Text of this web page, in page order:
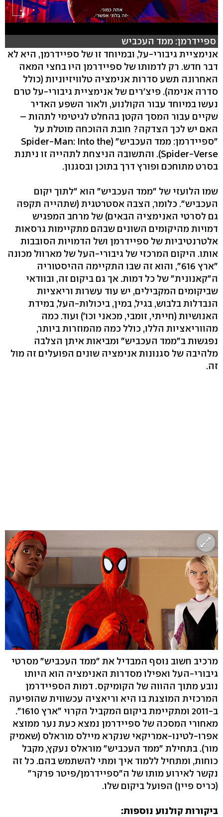
ספיידרמן: ממד העכביש
אנימציית גיבורי-על, ובמיוחד זו של ספיידרמן, היא לא
דבר חדש. רק לדמותו של ספיידרמן היו בחצי המאה
האחרונה תשע סדרות אנימציה טלוויזיוניות (כולל
סדרה אנימה). פיצ'רים של אנימציית גיבורי-על טרם
נעשו במיוחד עבור הקולנוע, ולאור השפע האדיר
שקיים עבור המסך הקטן בהחלט לגיטימי לתהות –
האם יש לכך הצדקה? חובת ההוכחה מוטלת על
"ספיידרמן: ממד העכביש" (Spider-Man: Into the
Spider-Verse). והתשובה הניצחת לתהייה זו ניתנת
בסרט מתוחכם ופורץ דרך בתוכן ובסגנון.
שמו הלועזי של "ממד העכביש" הוא "לתוך יקום
העכביש". כלומר, הצבה אסטרטגית (שתהייה תקפה
גם לסרטי האנימציה הבאים) של מרחב המפגיש
דמויות מהיקומים השונים שבהם מתקיימות גרסאות
אלטרנטיביות של ספיידרמן ושל הדמויות הסובבות
אותו. היקום המרכזי של גיבורי-העל של מארוול מכונה
"ארץ 616", והוא זה שבו התקיימה ההיסטוריה
ה"קאנונית" של כל דמות. אך גם ביקום זה, ובוודאי
שביקומים המקבילים, יש עוד עשרות וריאציות
הנבדלות בלבוש, בגיל, במין, ביכולות-העל, במידת
האנושיות (חייתי, זומבי, מכאני וכו') ועוד. כמה
מהווריאציות הללו, כולל כמה מהמוזרות ביותר,
נפגשות ב"ממד העכביש" ומביאות איתן הצלבה
מלהיבה של סגנונות אנימציה שונים הפועלים זה מול
זה.
מרכיב חשוב נוסף המבדיל את "ממד העכביש" מסרטי
גיבורי-העל ואפילו מסדרות האנימציה הוא היותו
נובע מתוך ההווה של הקומיקס. דמות הספיידרמן
המרכזית המוצגת בו היא וריאציה עכשווית שהופיעה
ב-2011 ומתקיימת ביקום המקביל הקרוי "ארץ 1610".
מאחורי המסכה של ספיידרמן נמצא כעת נער ממוצא
אפרו-לטינו-אמריקאי שנקרא מיילס מוראלס (שאמיק
מור). בתחילת "ממד העכביש" מוראלס נעקץ, מקבל
כוחות, ומתחיל ללמוד איך ומתי להשתמש בהם. כל זה
נקשר לאירוע מותו של ה"ספיידרמן/פיטר פרקר"
(כריס פיין) הפועל ביקום שלו.
ביקורות קולנוע נוספות: